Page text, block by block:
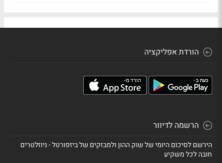
הורדת אפליקציה
הרשמה לדיוור
הירשם לסיכום היומי של שוק ההון ולמבזקים של ביזפורטל - ניוזלטרים
חובה לכל משקיע